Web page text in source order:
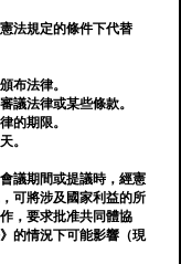
法規定的條件下代替
布法律。
議法律或某些條款。
的期限。
。
議期間或提議時，經憲
可將涉及國家利益的所
，要求批准共同體協
的情況下可能影響（現